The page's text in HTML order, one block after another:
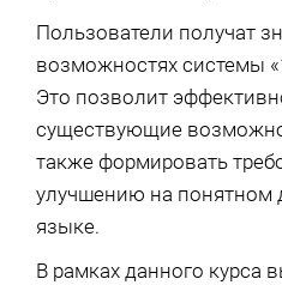
Пользователи получат
возможностях системы
Это позволит
существующие
также формировать
улучшению на понятном
языке.
В рамках данного курса